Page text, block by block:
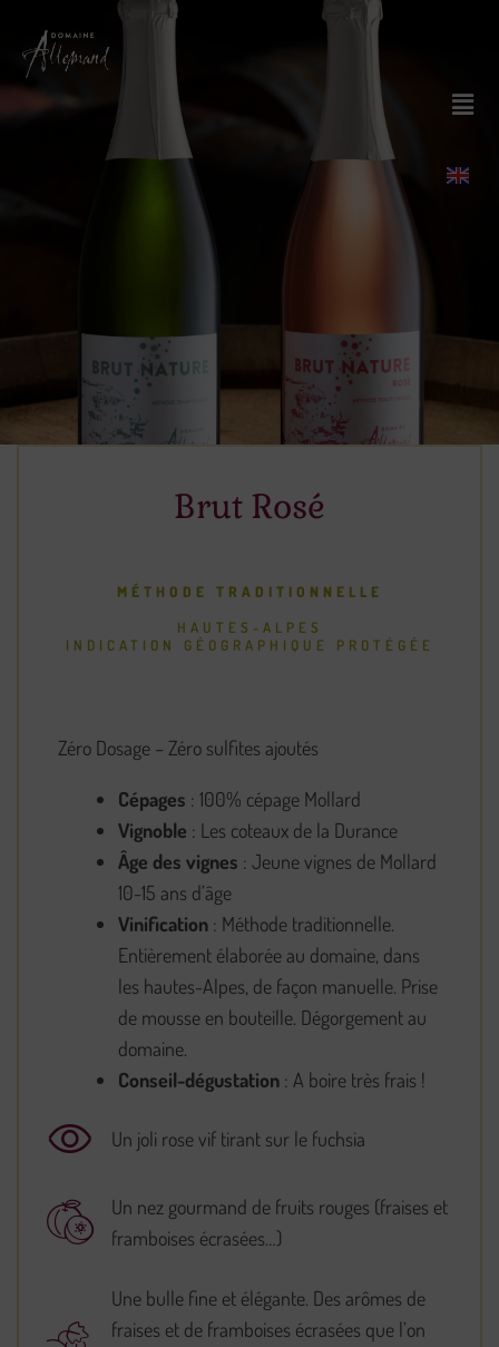
Brut Rosé
MÉTHODE TRADITIONNELLE
HAUTES-ALPES
INDICATION GÉOGRAPHIQUE PROTÉGÉE
Zéro Dosage – Zéro sulfites ajoutés
Cépages : 100% cépage Mollard
Vignoble : Les coteaux de la Durance
Âge des vignes : Jeune vignes de Mollard
10-15 ans d’âge
Vinification : Méthode traditionnelle.
Entièrement élaborée au domaine, dans
les hautes-Alpes, de façon manuelle. Prise
de mousse en bouteille. Dégorgement au
domaine.
Conseil-dégustation : A boire très frais !
Un joli rose vif tirant sur le fuchsia
Un nez gourmand de fruits rouges (fraises et
framboises écrasées…)
Une bulle fine et élégante. Des arômes de
fraises et de framboises écrasées que l’on